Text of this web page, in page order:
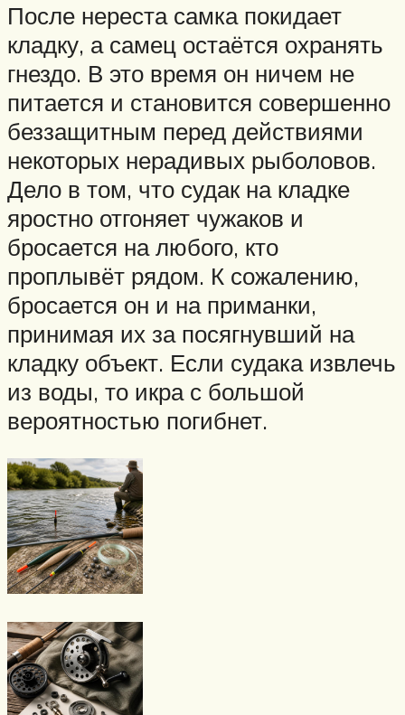
После нереста самка покидает
кладку, а самец остаётся охранять
гнездо. В это время он ничем не
питается и становится совершенно
беззащитным перед действиями
некоторых нерадивых рыболовов.
Дело в том, что судак на кладке
яростно отгоняет чужаков и
бросается на любого, кто
проплывёт рядом. К сожалению,
бросается он и на приманки,
принимая их за посягнувший на
кладку объект. Если судака извлечь
из воды, то икра с большой
вероятностью погибнет.